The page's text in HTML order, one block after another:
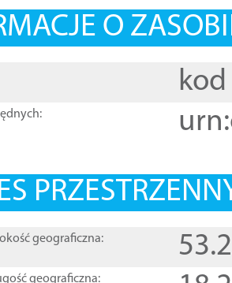
O
kod
geograficzna:
geograficzna: